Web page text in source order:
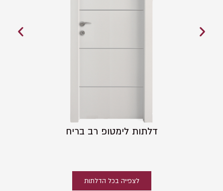
דלתות לימטופ רב בריח
לצפייה בכל הדלתות